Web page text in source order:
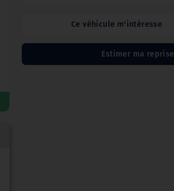
Ce véhicule m'intéresse
Estimer ma reprise